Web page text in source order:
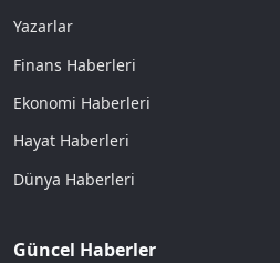
Yazarlar
Finans Haberleri
Ekonomi Haberleri
Hayat Haberleri
Dünya Haberleri
Güncel Haberler